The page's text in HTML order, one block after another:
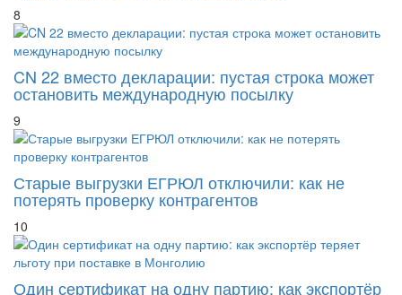
8
CN 22 вместо декларации: пустая строка может
остановить международную посылку
9
Старые выгрузки ЕГРЮЛ отключили: как не
потерять проверку контрагентов
10
Один сертификат на одну партию: как экспортёр